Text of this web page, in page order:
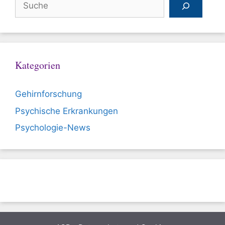
Kategorien
Gehirnforschung
Psychische Erkrankungen
Psychologie-News